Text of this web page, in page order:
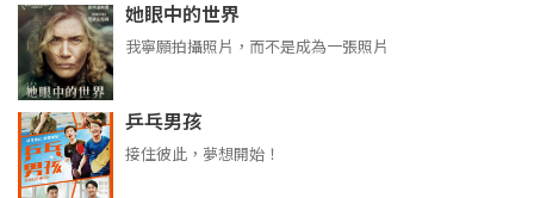
她眼中的世界
我寧願拍攝照片，而不是成為一張照片
乒乓男孩
接住彼此，夢想開始！